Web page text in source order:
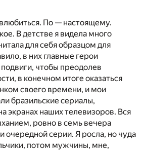
По — настоящему.
В детстве я видела много
для себя образцом для
в них главные герои
чтобы преодолев
в конечном итоге оказаться
своего времени, и мои
бразильские сериалы,
экранах наших телевизоров. Вся
ровно в семь вечера
очередной серии. Я росла, но чуда
потом мужчины, мне,